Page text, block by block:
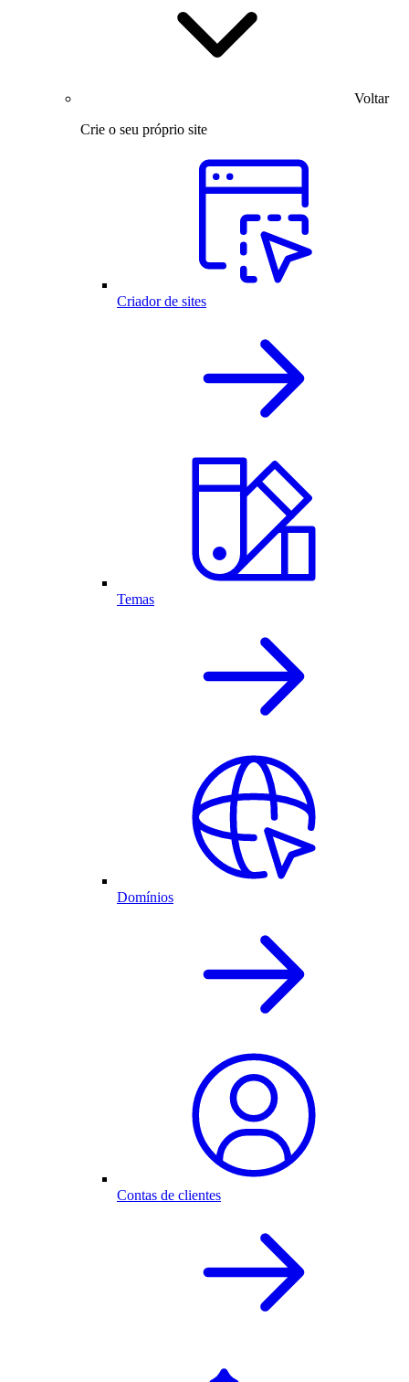
Voltar
Crie o seu próprio site
Criador de sites
Temas
Domínios
Contas de clientes